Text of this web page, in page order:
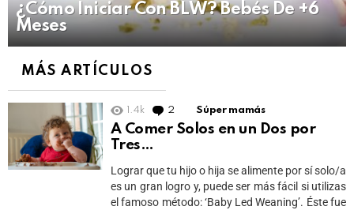
¿Cómo Iniciar Con BLW? Bebés De +6
Meses
MÁS ARTÍCULOS
1.4k 2 Comments
Súper mamás
A Comer Solos en un Dos por
Tres…
Lograr que tu hijo o hija se alimente por sí solo/a
es un gran logro y, puede ser más fácil si utilizas
el famoso método: ‘Baby Led Weaning’. Éste fue